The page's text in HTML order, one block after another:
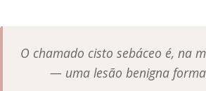
O chamado cisto sebáceo é, na
— uma lesão benigna